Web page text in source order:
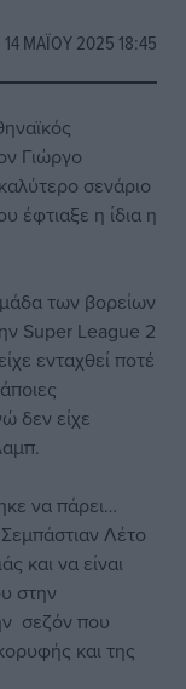
14 ΜΑΪ́ΟΥ 2025 18:45
Γιώργο
σενάριο
έφτιαξε η ίδια η
των βορείων
Super League 2
ενταχθεί ποτέ
δεν είχε
να πάρει…
Λέτο
και να είναι
στην
σεζόν που
και της